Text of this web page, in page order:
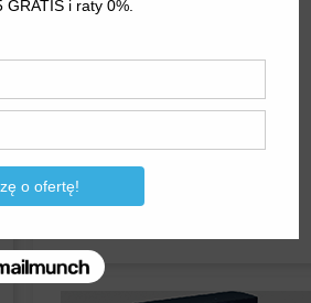
CAD Rośliny
Read More